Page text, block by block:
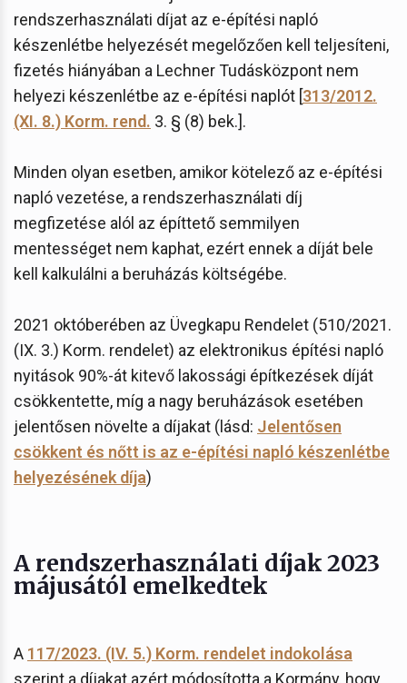
rendszerhasználati díjat az e-építési napló
készenlétbe helyezését megelőzően kell teljesíteni,
fizetés hiányában a Lechner Tudásközpont nem
helyezi készenlétbe az e-építési naplót [313/2012.
(XI. 8.) Korm. rend. 3. § (8) bek.].
Minden olyan esetben, amikor kötelező az e-építési
napló vezetése, a rendszerhasználati díj
megfizetése alól az építtető semmilyen
mentességet nem kaphat, ezért ennek a díját bele
kell kalkulálni a beruházás költségébe.
2021 októberében az Üvegkapu Rendelet (510/2021.
(IX. 3.) Korm. rendelet) az elektronikus építési napló
nyitások 90%-át kitevő lakossági építkezések díját
csökkentette, míg a nagy beruházások esetében
jelentősen növelte a díjakat (lásd: Jelentősen
csökkent és nőtt is az e-építési napló készenlétbe
helyezésének díja)
A rendszerhasználati díjak 2023
májusától emelkedtek
A 117/2023. (IV. 5.) Korm. rendelet indokolása
szerint a díjakat azért módosította a Kormány, hogy